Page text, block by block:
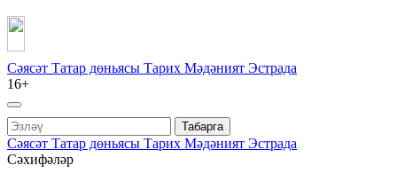
Сәясәт Татар дөньясы Тарих Мәдәният Эстрада
16+
Табарга
Сәясәт Татар дөньясы Тарих Мәдәният Эстрада
Сәхифәләр